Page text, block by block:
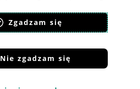
polityka ochrony prywatności
Zgadzam się
Nie zgadzam się
akceptacjęregulaminu